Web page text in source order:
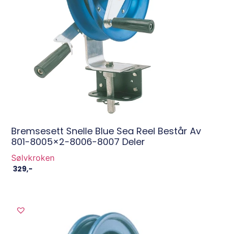
Bremsesett Snelle Blue Sea Reel Består Av
801-8005×2-8006-8007 Deler
Sølvkroken
329,-